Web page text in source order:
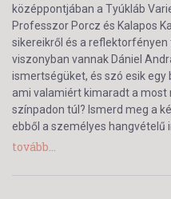
középpontjában a Tyúkláb
Professzor Porcz és Kalapos
sikereikről és a reflektorfényen
viszonyban vannak Dániel
ismertségüket, és szó esik
ami valamiért kimaradt a most
színpadon túl? Ismerd meg a
ebből a személyes hangvételű
tovább...